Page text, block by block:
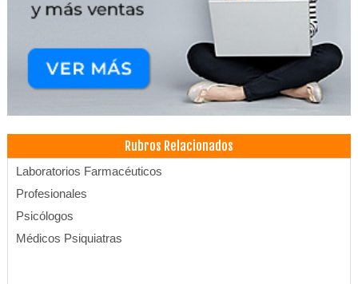
Rubros Relacionados
Laboratorios Farmacéuticos
Profesionales
Psicólogos
Médicos Psiquiatras